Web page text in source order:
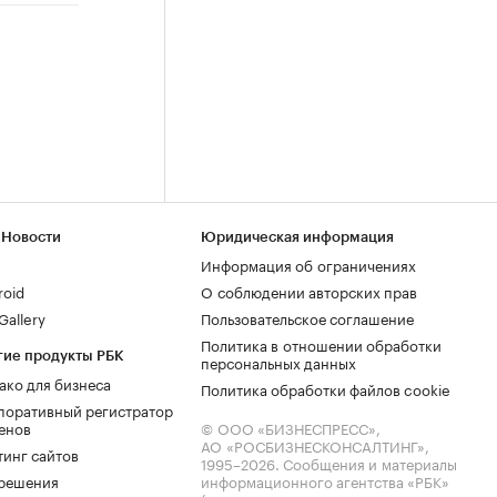
продукты РБК
для бизнеса
регистратор
сайтов
Юридическая информация
Информация об ограничениях
О соблюдении авторских прав
Пользовательское соглашение
Политика в отношении обработки
персональных данных
Политика обработки файлов cookie
© ООО «БИЗНЕСПРЕСС»,
АО «РОСБИЗНЕСКОНСАЛТИНГ»,
1995–2026. Сообщения и материалы
информационного агентства «РБК»